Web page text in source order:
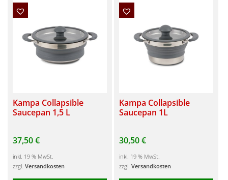
Kampa Collapsible
Saucepan 1,5 L
37,50€
inkl. 19 % MwSt.
zzgl. Versandkosten
Kampa Collapsible
Saucepan 1L
30,50€
inkl. 19 % MwSt.
zzgl. Versandkosten